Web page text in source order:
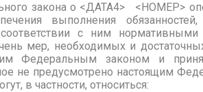
закона о <ДАТА4> <НОМЕР>
выполнения
с ним нормативными
мер, необходимых и
Федеральным законом и
не предусмотрено настоящим
в частности, относиться: